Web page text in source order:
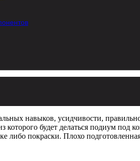
навыков, усидчивости,
будет делаться подиум под
покраски. Плохо